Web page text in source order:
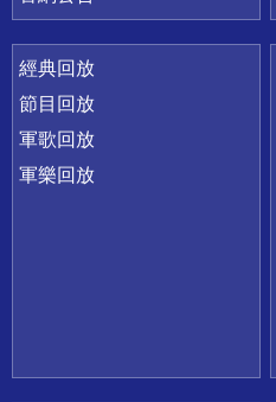
經典回放
節目回放
軍歌回放
軍樂回放